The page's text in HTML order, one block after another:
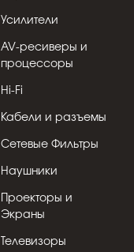
Усилители
AV-ресиверы и
процессоры
Hi-Fi
Кабели и разъемы
Сетевые Фильтры
Наушники
Проекторы и
Экраны
Телевизоры